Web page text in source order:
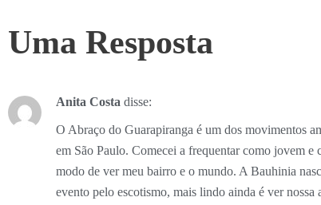
Uma Resposta
Anita Costa disse:
O Abraço do Guarapiranga é um dos movimentos
em São Paulo. Comecei a frequentar como jovem
modo de ver meu bairro e o mundo. A Bauhinia
evento pelo escotismo, mais lindo ainda é ver